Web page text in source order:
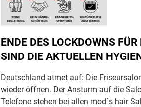
ENDE DES LOCKDOWNS FÜR
SIND DIE AKTUELLEN
Deutschland atmet auf: Die
wieder öffnen. Der Ansturm auf die
Telefone stehen bei allen mod´s hair